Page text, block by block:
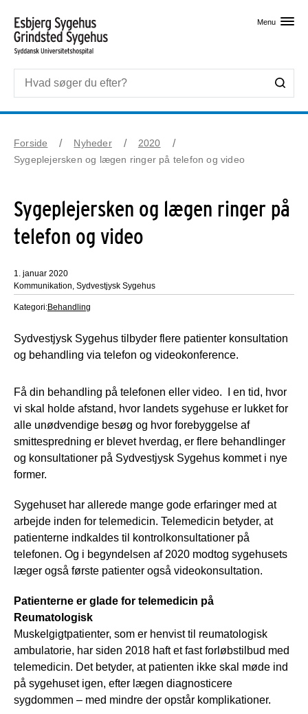
Menu
Forside Nyheder
2020
Sygeplejersken og lægen ringer på telefon og video
Sygeplejersken og lægen ringer på
telefon og video
1. januar 2020
Kommunikation, Sydvestjysk Sygehus
Kategori:Behandling
Sydvestjysk Sygehus tilbyder flere patienter konsultation
og behandling via telefon og videokonference.
Få din behandling på telefonen eller video. I en tid, hvor
vi skal holde afstand, hvor landets sygehuse er lukket for
alle unødvendige besøg og hvor forebyggelse af
smittespredning er blevet hverdag, er flere behandlinger
og konsultationer på Sydvestjysk Sygehus kommet i nye
former.
Sygehuset har allerede mange gode erfaringer med at
arbejde inden for telemedicin. Telemedicin betyder, at
patienterne indkaldes til kontrolkonsultationer på
telefonen. Og i begyndelsen af 2020 modtog sygehusets
læger også første patienter også videokonsultation.
Patienterne er glade for telemedicin på
Reumatologisk
Muskelgigtpatienter, som er henvist til reumatologisk
ambulatorie, har siden 2018 haft et fast forløbstilbud med
telemedicin. Det betyder, at patienten ikke skal møde ind
på sygehuset igen, efter lægen diagnosticere
sygdommen – med mindre der opstår komplikationer.